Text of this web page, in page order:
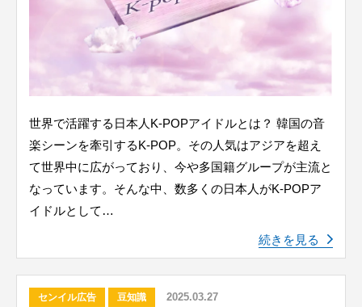
世界で活躍する日本人K-POPアイドルとは？ 韓国の音
楽シーンを牽引するK-POP。その人気はアジアを超え
て世界中に広がっており、今や多国籍グループが主流と
なっています。そんな中、数多くの日本人がK-POPア
イドルとして…
続きを見る
センイル広告 豆知識 2025.03.27